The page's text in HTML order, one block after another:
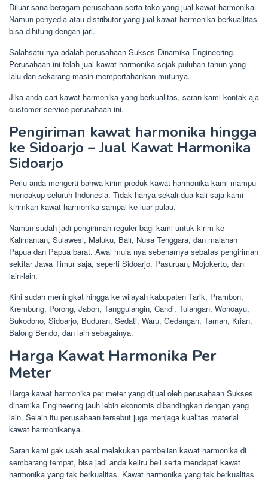
Diluar sana beragam perusahaan serta toko yang jual kawat harmonika.
Namun penyedia atau distributor yang jual kawat harmonika berkuallitas
bisa dihitung dengan jari.
Salahsatu nya adalah perusahaan Sukses Dinamika Engineering.
Perusahaan ini telah jual kawat harmonika sejak puluhan tahun yang
lalu dan sekarang masih mempertahankan mutunya.
Jika anda cari kawat harmonika yang berkualitas, saran kami kontak aja
customer service perusahaan ini.
Pengiriman kawat harmonika hingga
ke Sidoarjo – Jual Kawat Harmonika
Sidoarjo
Perlu anda mengerti bahwa kirim produk kawat harmonika kami mampu
mencakup seluruh Indonesia. Tidak hanya sekali-dua kali saja kami
kirimkan kawat harmonika sampai ke luar pulau.
Namun sudah jadi pengiriman reguler bagi kami untuk kirim ke
Kalimantan, Sulawesi, Maluku, Bali, Nusa Tenggara, dan malahan
Papua dan Papua barat. Awal mula nya sebenarnya sebatas pengiriman
sekitar Jawa Timur saja, seperti Sidoarjo, Pasuruan, Mojokerto, dan
lain-lain.
Kini sudah meningkat hingga ke wilayah kabupaten Tarik, Prambon,
Krembung, Porong, Jabon, Tanggulangin, Candi, Tulangan, Wonoayu,
Sukodono, Sidoarjo, Buduran, Sedati, Waru, Gedangan, Taman, Krian,
Balong Bendo, dan lain sebagainya.
Harga Kawat Harmonika Per
Meter
Harga kawat harmonika per meter yang dijual oleh perusahaan Sukses
dinamika Engineering jauh lebih ekonomis dibandingkan dengan yang
lain. Selain itu perusahaan tersebut juga menjaga kualitas material
kawat harmonikanya.
Saran kami gak usah asal melakukan pembelian kawat harmonika di
sembarang tempat, bisa jadi anda keliru beli serta mendapat kawat
harmonika yang tak berkualitas. Kawat harmonika yang tak berkualitas